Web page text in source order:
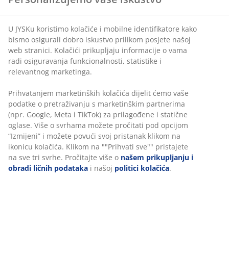
U JYSKu koristimo kolačiće i mobilne identifikatore kako
bismo osigurali dobro iskustvo prilikom posjete našoj
web stranici. Kolačići prikupljaju informacije o vama
radi osiguravanja funkcionalnosti, statistike i
relevantnog marketinga.
Prihvatanjem marketinških kolačića dijelit ćemo vaše
podatke o pretraživanju s marketinškim partnerima
(npr. Google, Meta i TikTok) za prilagođene i statične
oglase. Više o svrhama možete pročitati pod opcijom
“Izmijeni” i možete povući svoj pristanak klikom na
ikonicu kolačića. Klikom na ""Prihvati sve"" pristajete
na sve tri svrhe. Pročitajte više o našem prikupljanju i
obradi ličnih podataka i našoj politici kolačića.